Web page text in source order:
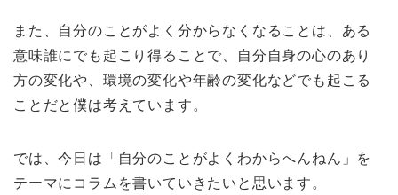
また、自分のことがよく分からなくなることは、ある
意味誰にでも起こり得ることで、自分自身の心のあり
方の変化や、環境の変化や年齢の変化などでも起こる
ことだと僕は考えています。
では、今日は「自分のことがよくわからへんねん」を
テーマにコラムを書いていきたいと思います。